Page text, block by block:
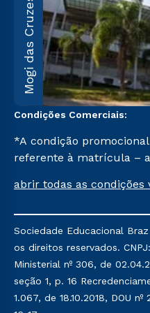
Mogi das Cruzes
Condições Comerciais:
*A condição
referente à matrícula –
na prova on-line ou
semestre de 2023, que
e/ou não tenham
matrícula em uma das
Sul Educacional, no
condições não se
também para
abrir todas as condições
Sociedade Educacional
os direitos reservados.
Ministerial nº 306, de
seção 1, p. 16
1.067, de 18.10.2018, DOU